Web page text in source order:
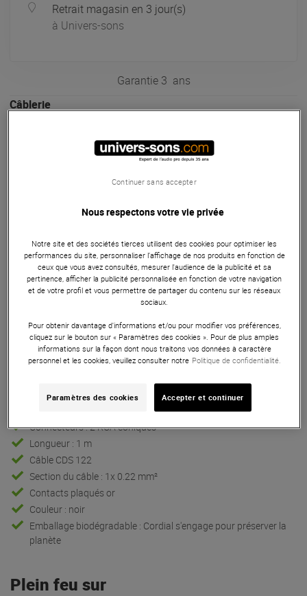
Retrait magasin en 3 jour(s)
à Univers-sons
Garantie 3 ans
Câblerie
de connecteurs RCA coniques plaqués or, d'une longueur de
Autres Caractéristiques
Caracteristiques
Autres Caractéristiques
Cordial CPDS 1 CC
Connecteurs : 2 RCA coniques
Longueur : 1 m
Câble CDS 122
Section du câble : 1x 0.22 mm²
Contacts plaqués or
Couleur : noir
Emballage biodégradable : Cordial s'engage pour préserver la
planète
Plein feu sur
Nous respectons votre vie privée
Notre site et des sociétés tierces utilisent des cookies pour optimiser les
performances du site, personnaliser l’affichage de nos produits en fonction de
ceux que vous avez consultés, mesurer l'audience de la publicité et sa
pertinence, afficher la publicité personnalisée en fonction de votre navigation
et de votre profil et vous permettre de partager du contenu sur les réseaux
sociaux.
Pour obtenir davantage d'informations et/ou pour modifier vos préférences,
cliquez sur le bouton sur « Paramètres des cookies ». Pour de plus amples
informations sur la façon dont nous traitons vos données à caractère
personnel et les cookies, veuillez consulter notre Politique de confidentialité.
Paramètres des cookies Accepter et continuer
Continuer sans accepter